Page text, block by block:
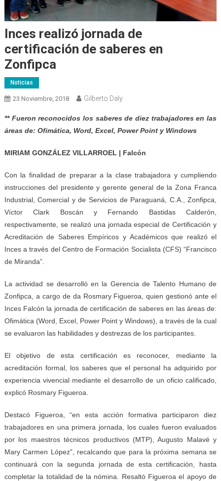
Inces realizó jornada de
certificación de saberes en
Zonfipca
Noticias
23 Noviembre, 2018 Gilberto Daly
** Fueron reconocidos los saberes de diez trabajadores en las
áreas de: Ofimática, Word, Excel, Power Point y Windows
MIRIAM GONZÁLEZ VILLARROEL | Falcón
Con la finalidad de preparar a la clase trabajadora y cumpliendo
instrucciones del presidente y gerente general de la Zona Franca
Industrial, Comercial y de Servicios de Paraguaná, C.A., Zonfipca,
Víctor Clark Boscán y Fernando Bastidas Calderón,
respectivamente, se realizó una jornada especial de Certificación y
Acreditación de Saberes Empíricos y Académicos que realizó el
Inces a través del Centro de Formación Socialista (CFS) “Francisco
de Miranda”.
La actividad se desarrolló en la Gerencia de Talento Humano de
Zonfipca, a cargo de da Rosmary Figueroa, quien gestionó ante el
Inces Falcón la jornada de certificación de saberes en las áreas de:
Ofimática (Word, Excel, Power Point y Windows), a través de la cual
se evaluaron las habilidades y destrezas de los participantes.
El objetivo de esta certificación es reconocer, mediante la
acreditación formal, los saberes que el personal ha adquirido por
experiencia vivencial mediante el desarrollo de un oficio calificado,
explicó Rosmary Figueroa.
Destacó Figueroa, “en esta acción formativa participaron diez
trabajadores en una primera jornada, los cuales fueron evaluados
por los maestros técnicos productivos (MTP), Augusto Malavé y
Mary Carmen López”, recalcando que para la próxima semana se
continuará con la segunda jornada de esta certificación, hasta
completar la totalidad de la nómina. Resaltó Figueroa el apoyo de